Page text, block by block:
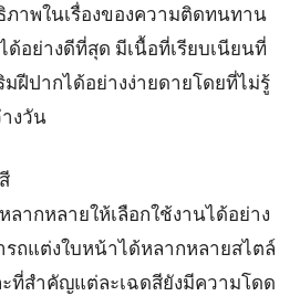
าพในเรื่องของความติดทนทาน
ด้อย่างดีที่สุด มีเนื้อที่เรียบเนียนที่
มฝีปากได้อย่างง่ายดายโดยที่ไม่รู้
งวัน
ากหลายให้เลือกใช้งานได้อย่าง
รถแต่งใบหน้าได้หลากหลายสไตล์
ที่สำคัญแต่ละเฉดสียังมีความโดด